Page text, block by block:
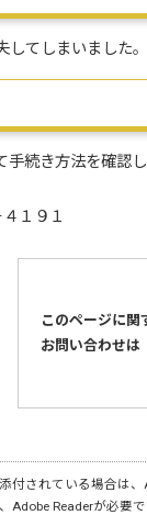
てしまいました
続き方法を確認し
１９１
このページに関
お問い合わせは
付されている場合は、
Adobe Readerが必要